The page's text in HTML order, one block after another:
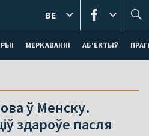
МЕРКАВАННI АБ'ЕКТЫЎ
BE
ў Менску.
здароўе пасля